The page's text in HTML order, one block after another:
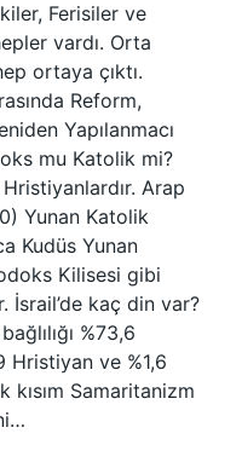
Ferisiler ve
vardı. Orta
ortaya çıktı.
Reform,
Yapılanmacı
mu Katolik mi?
Arap
Yunan Katolik
Kudüs Yunan
Kilisesi gibi
İsrail’de kaç din var?
%73,6
Hristiyan ve %1,6
kısım Samaritanizm